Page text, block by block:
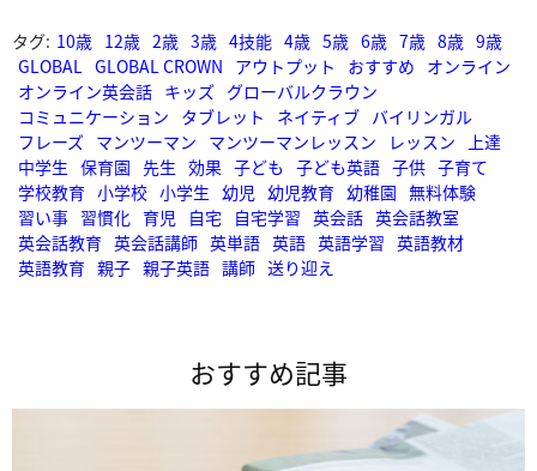
タグ: 10歳 12歳 2歳 3歳 4技能 4歳 5歳 6歳 7歳 8歳 9歳
GLOBAL GLOBAL CROWN アウトプット おすすめ オンライン
オンライン英会話 キッズ グローバルクラウン
コミュニケーション タブレット ネイティブ バイリンガル
フレーズ マンツーマン マンツーマンレッスン レッスン
上達
中学生 保育園 先生 効果 子ども 子ども英語 子供 子育て
学校教育 小学校 小学生 幼児 幼児教育 幼稚園 無料体験
習い事 習慣化 育児 自宅 自宅学習 英会話 英会話教室
英会話教育 英会話講師 英単語 英語 英語学習 英語教材
英語教育 親子 親子英語 講師 送り迎え
おすすめ記事